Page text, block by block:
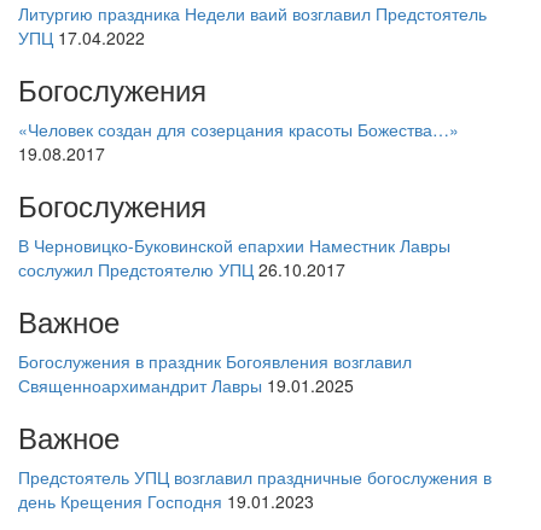
Литургию праздника Недели ваий возглавил Предстоятель
УПЦ 17.04.2022
Богослужения
«Человек создан для созерцания красоты Божества…»
19.08.2017
Богослужения
В Черновицко-Буковинской епархии Наместник Лавры
сослужил Предстоятелю УПЦ 26.10.2017
Важное
Богослужения в праздник Богоявления возглавил
Священноархимандрит Лавры 19.01.2025
Важное
Предстоятель УПЦ возглавил праздничные богослужения в
день Крещения Господня 19.01.2023